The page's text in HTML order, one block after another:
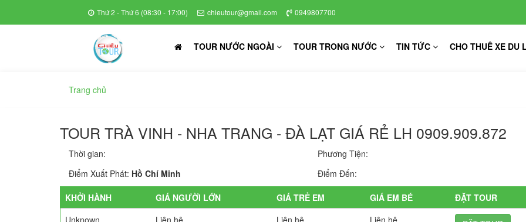
Thứ 2 - Thứ 6 (08:30 - 17:00) chieutour@gmail.com 0949807700
TOUR NƯỚC NGOÀI TOUR TRONG NƯỚC TIN TỨC CHO THUÊ XE DU
Trang chủ
TOUR TRÀ VINH - NHA TRANG - ĐÀ LẠT GIÁ RẺ LH 0909.909.872
Thời gian:
Điểm Xuất Phát: Hồ Chí Minh
Phương Tiện:
Điểm Đến:
KHỞI HÀNH GIÁ NGƯỜI LỚN GIÁ TRẺ EM GIÁ EM BÉ
ĐẶT TOUR
Unknown
Liên hệ Liên hệ Liên hệ